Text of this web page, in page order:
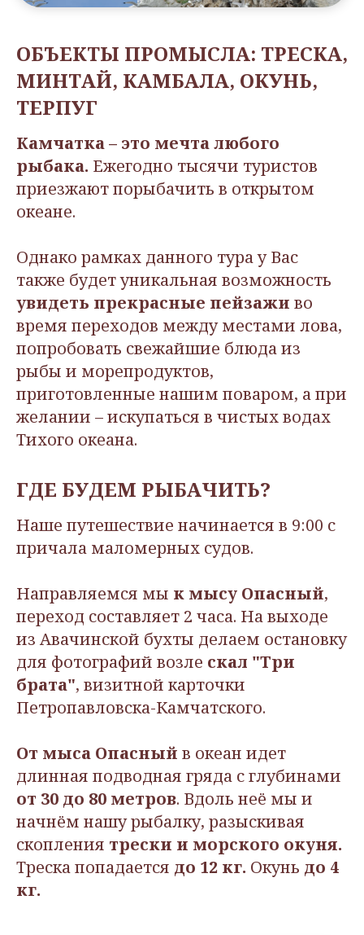
ОБЪЕКТЫ ПРОМЫСЛА: ТРЕСКА,
МИНТАЙ, КАМБАЛА, ОКУНЬ,
ТЕРПУГ
Камчатка – это мечта любого
рыбака. Ежегодно тысячи туристов
приезжают порыбачить в открытом
океане.
Однако рамках данного тура у Вас
также будет уникальная возможность
увидеть прекрасные пейзажи во
время переходов между местами лова,
попробовать свежайшие блюда из
рыбы и морепродуктов,
приготовленные нашим поваром, а при
желании – искупаться в чистых водах
Тихого океана.
ГДЕ БУДЕМ РЫБАЧИТЬ?
Наше путешествие начинается в 9:00 с
причала маломерных судов.
Направляемся мы к мысу Опасный,
переход составляет 2 часа. На выходе
из Авачинской бухты делаем остановку
для фотографий возле скал "Три
брата", визитной карточки
Петропавловска-Камчатского.
От мыса Опасный в океан идет
длинная подводная гряда с глубинами
от 30 до 80 метров. Вдоль неё мы и
начнём нашу рыбалку, разыскивая
скопления трески и морского окуня.
Треска попадается до 12 кг. Окунь до 4
кг.